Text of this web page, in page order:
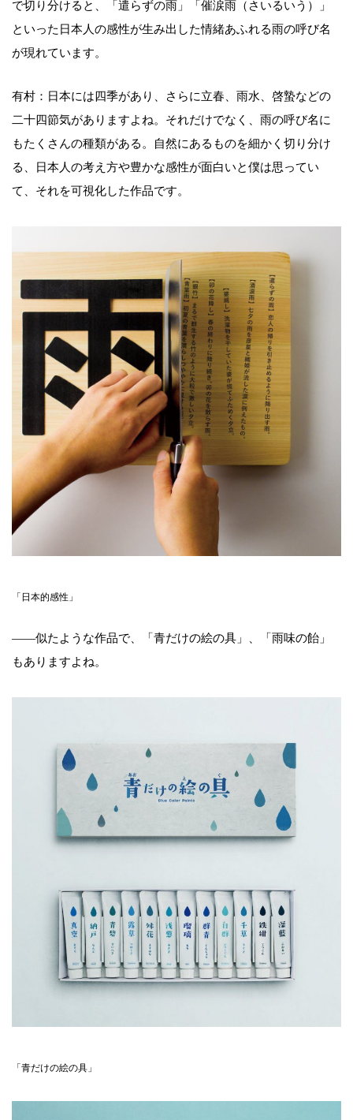
で切り分けると、「遣らずの雨」「催涙雨（さいるいう）」
といった日本人の感性が生み出した情緒あふれる雨の呼び名
が現れています。
有村：日本には四季があり、さらに立春、雨水、啓蟄などの
二十四節気がありますよね。それだけでなく、雨の呼び名に
もたくさんの種類がある。自然にあるものを細かく切り分け
る、日本人の考え方や豊かな感性が面白いと僕は思ってい
て、それを可視化した作品です。
「日本的感性」
――似たような作品で、「青だけの絵の具」、「雨味の飴」
もありますよね。
「青だけの絵の具」